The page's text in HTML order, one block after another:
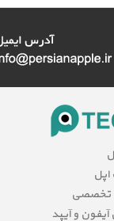
اپل
تخصصی
و آیپد